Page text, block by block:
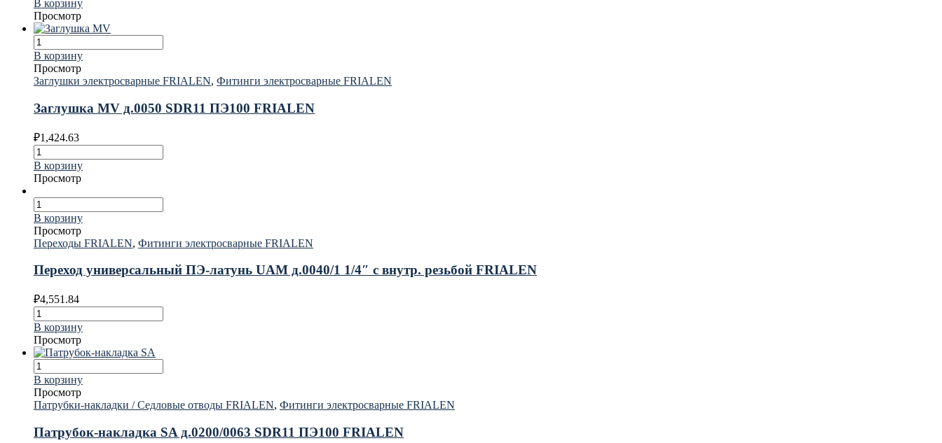
В корзину
Просмотр
В корзину
Просмотр
Заглушки электросварные FRIALEN, Фитинги электросварные FRIALEN
Заглушка MV д.0050 SDR11 ПЭ100 FRIALEN
₽1,424.63
В корзину
Просмотр
В корзину
Просмотр
Переходы FRIALEN, Фитинги электросварные FRIALEN
Переход универсальный ПЭ-латунь UAM д.0040/1 1/4″ с внутр. резьбой FRIALEN
₽4,551.84
В корзину
Просмотр
В корзину
Просмотр
Патрубки-накладки / Седловые отводы FRIALEN, Фитинги электросварные FRIALEN
Патрубок-накладка SA д.0200/0063 SDR11 ПЭ100 FRIALEN